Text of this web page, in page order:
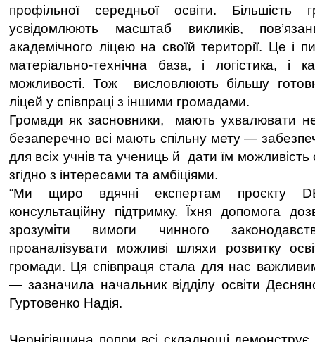
профільної середньої освіти.
усвідомлюють масштаб викликів,
академічного ліцею на своїй території. Це і
матеріально-технічна база, і логістика, і
можливості. Тож висловлюють більшу
ліцей у співпраці з іншими громадами.
Громади як засновники, мають ухвалювати
безаперечно всі мають спільну мету —
для всіх учнів та учениць й дати їм можливість
згідно з інтересами та амбіціями.
“Ми щиро вдячні експертам проєкту
консультаційну підтримку. Їхня допомога
зрозуміти вимоги чинного
проаналізувати можливі шляхи розвитку
громади. Ця співпраця стала для нас
— зазначила начальник відділу освіти
Гуртовенко Надія.